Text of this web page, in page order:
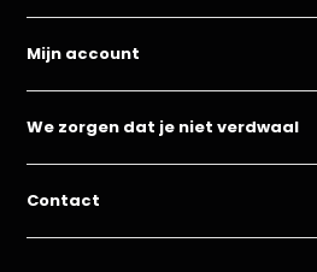
Mijn account
We zorgen dat je niet verdwaal
Contact